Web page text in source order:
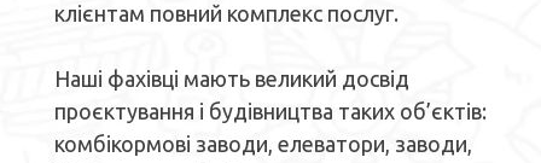
клієнтам повний комплекс послуг.
Наші фахівці мають великий досвід
проєктування і будівництва таких об’єктів:
комбікормові заводи, елеватори, заводи,